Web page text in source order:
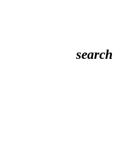
search